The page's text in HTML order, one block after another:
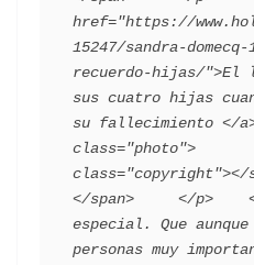
href="https://
15247/sandra-
recuerdo-hijas/">El
sus cuatro hijas
su fallecimiento </
class="photo">
class="copyright"></
</span>     </p>
especial. Que
personas muy